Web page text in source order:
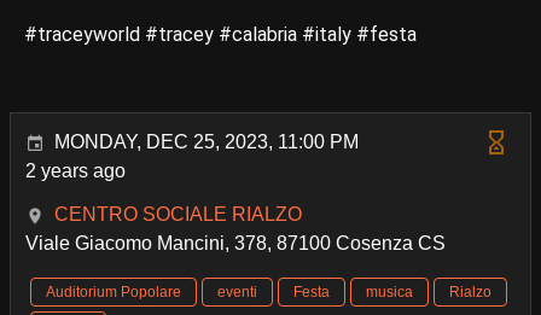
#traceyworld #tracey #calabria #italy #festa
MONDAY, DEC 25, 2023, 11:00 PM
2 years ago
CENTRO SOCIALE RIALZO
Viale Giacomo Mancini, 378, 87100 Cosenza CS
Auditorium Popolare eventi Festa musica
Rialzo